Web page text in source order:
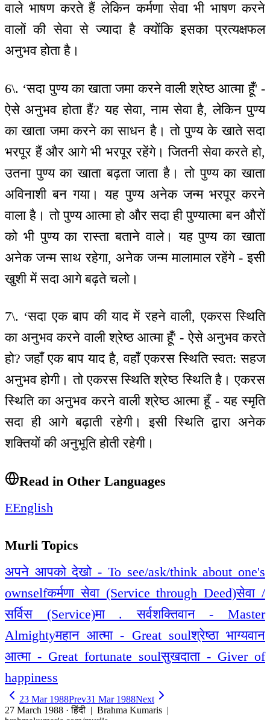
वाले भाषण करते हैं लेकिन कर्मणा सेवा भी भाषण करने
वालों की सेवा से ज्यादा है क्योंकि इसका प्रत्यक्षफल
अनुभव होता है।
6\. ‘सदा पुण्य का खाता जमा करने वाली श्रेष्ठ आत्मा हूँ' -
ऐसे अनुभव होता हैं? यह सेवा, नाम सेवा है, लेकिन पुण्य
का खाता जमा करने का साधन है। तो पुण्य के खाते सदा
भरपूर हैं और आगे भी भरपूर रहेंगे। जितनी सेवा करते हो,
उतना पुण्य का खाता बढ़ता जाता है। तो पुण्य का खाता
अविनाशी बन गया। यह पुण्य अनेक जन्म भरपूर करने
वाला है। तो पुण्य आत्मा हो और सदा ही पुण्यात्मा बन औरों
को भी पुण्य का रास्ता बताने वाले। यह पुण्य का खाता
अनेक जन्म साथ रहेगा, अनेक जन्म मालामाल रहेंगे - इसी
खुशी में सदा आगे बढ़ते चलो।
7\. ‘सदा एक बाप की याद में रहने वाली, एकरस स्थिति
का अनुभव करने वाली श्रेष्ठ आत्मा हूँ' - ऐसे अनुभव करते
हो? जहाँ एक बाप याद है, वहाँ एकरस स्थिति स्वत: सहज
अनुभव होगी। तो एकरस स्थिति श्रेष्ठ स्थिति है। एकरस
स्थिति का अनुभव करने वाली श्रेष्ठ आत्मा हूँ - यह स्मृति
सदा ही आगे बढ़ाती रहेगी। इसी स्थिति द्वारा अनेक
शक्तियों की अनुभूति होती रहेगी।
Read in Other Languages
EEnglish
Murli Topics
अपने आपको देखो - To see/ask/think about one's
ownselfकर्मणा सेवा (Service through Deed)सेवा /
सर्विस (Service)मा . सर्वशक्तिवान - Master
Almightyमहान आत्मा - Great soulश्रेष्ठा भाग्यवान
आत्मा - Great fortunate soulसुखदाता - Giver of
happiness
23 Mar 1988Prev31 Mar 1988Next
27 March 1988 · हिंदी | Brahma Kumaris |